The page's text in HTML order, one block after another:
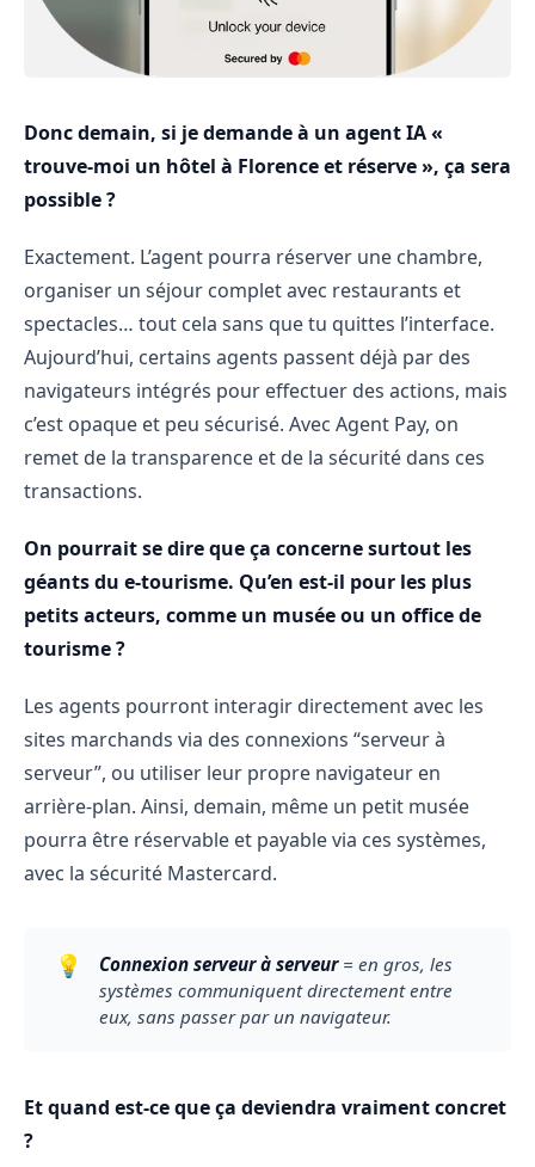
Donc demain, si je demande à un agent IA «
trouve-moi un hôtel à Florence et réserve », ça sera
possible ?
Exactement. L’agent pourra réserver une chambre,
organiser un séjour complet avec restaurants et
spectacles… tout cela sans que tu quittes l’interface.
Aujourd’hui, certains agents passent déjà par des
navigateurs intégrés pour effectuer des actions, mais
c’est opaque et peu sécurisé. Avec Agent Pay, on
remet de la transparence et de la sécurité dans ces
transactions.
On pourrait se dire que ça concerne surtout les
géants du e-tourisme. Qu’en est-il pour les plus
petits acteurs, comme un musée ou un office de
tourisme ?
Les agents pourront interagir directement avec les
sites marchands via des connexions “serveur à
serveur”, ou utiliser leur propre navigateur en
arrière-plan. Ainsi, demain, même un petit musée
pourra être réservable et payable via ces systèmes,
avec la sécurité Mastercard.
💡 Connexion serveur à serveur = en gros, les
systèmes communiquent directement entre
eux, sans passer par un navigateur.
Et quand est-ce que ça deviendra vraiment concret
?